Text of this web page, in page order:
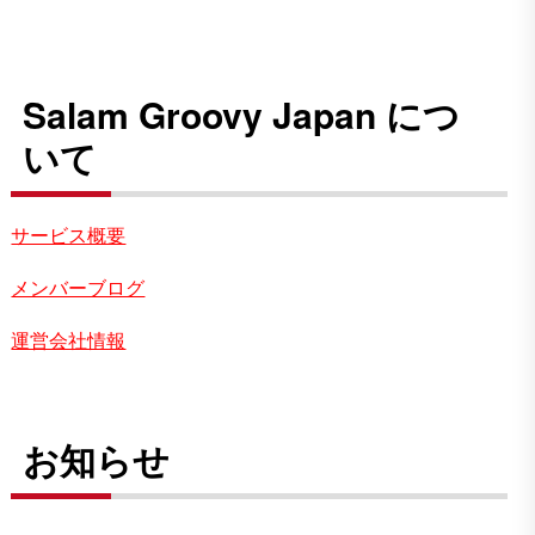
Salam Groovy Japan につ
いて
サービス概要
メンバーブログ
運営会社情報
お知らせ